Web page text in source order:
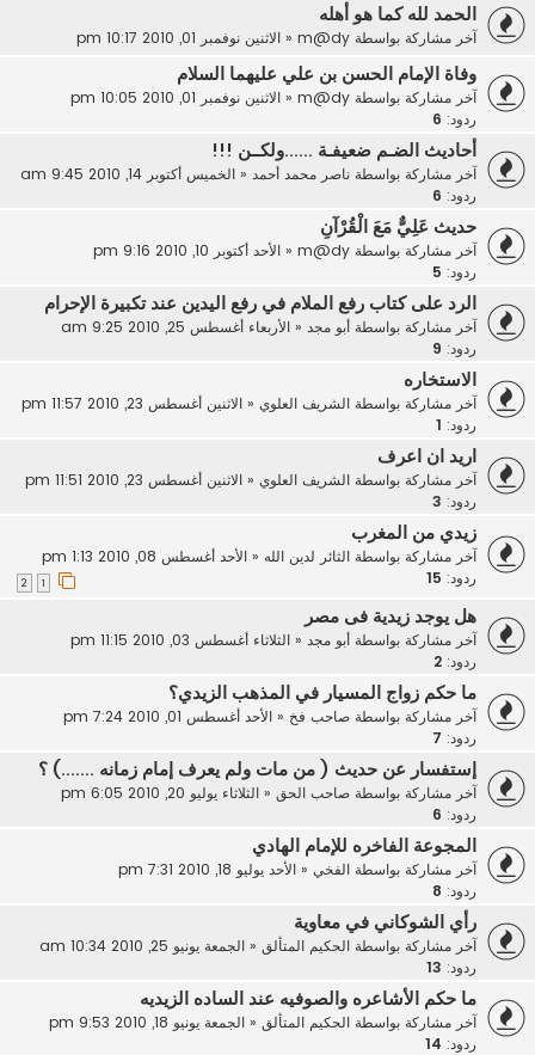
الحمد لله كما هو أهله
آخر مشاركة بواسطة m@dy
« الاثنين نوفمبر 01, 2010 10:17 pm
وفاة الإمام الحسن بن علي عليهما السلام
آخر مشاركة بواسطة m@dy
« الاثنين نوفمبر 01, 2010 10:05 pm
ردود: 6
أحاديث الضـم ضعيفـة ......ولكــن !!!
آخر مشاركة بواسطة ناصر محمد أحمد« الخميس أكتوبر 14, 2010 9:45 am
ردود: 6
حديث عَلِيٌّ مَعَ الْقُرْآنِ
آخر مشاركة بواسطة m@dy
« الأحد أكتوبر 10, 2010 9:16 pm
ردود: 5
الرد على كتاب رفع الملام في رفع اليدين عند تكبيرة الإحرام
آخر مشاركة بواسطة أبو مجد« الأربعاء أغسطس 25, 2010 9:25 am
ردود: 9
الاستخاره
آخر مشاركة بواسطة الشريف العلوي« الاثنين أغسطس 23, 2010 11:57 pm
ردود:
اريد ان اعرف
آخر مشاركة بواسطة الشريف العلوي« الاثنين أغسطس 23, 2010 11:51 pm
ردود: 3
زيدي من المغرب
آخر مشاركة بواسطة الثائر لدين الله« الأحد أغسطس 08, 2010 1:13 pm
ردود: 15
هل يوجد زيدية فى مصر
آخر مشاركة بواسطة أبو مجد« الثلاثاء أغسطس 03, 2010 11:15 pm
ردود: 2
ما حكم زواج المسيار في المذهب الزيدي؟
آخر مشاركة بواسطة صاحب فخ« الأحد أغسطس 01, 2010 7:24 pm
ردود: 7
إستفسار عن حديث ( من مات ولم يعرف إمام زمانه .......) ؟
آخر مشاركة بواسطة صاحب الحق« الثلاثاء يوليو 20, 2010 6:05 pm
ردود: 6
المجوعة الفاخره للإمام الهادي
آخر مشاركة بواسطة الفخي« الأحد يوليو 18, 2010 7:31 pm
ردود: 8
رأي الشوكاني في معاوية
آخر مشاركة بواسطة الحكيم المتألق« الجمعة يونيو 25, 2010 10:34 am
ردود: 13
ما حكم الأشاعره والصوفيه عند الساده الزيديه
آخر مشاركة بواسطة الحكيم المتألق« الجمعة يونيو 18, 2010 9:53 pm
ردود: 14